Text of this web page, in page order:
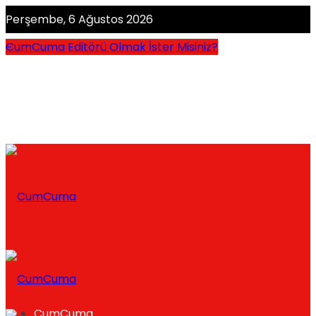
Perşembe, 6 Ağustos 2026
CumCuma Editörü Olmak İster Misiniz?